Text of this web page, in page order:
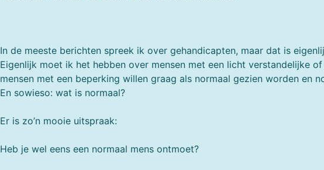
In de meeste berichten spreek ik over gehandicapten, maar dat is
Eigenlijk moet ik het hebben over mensen met een licht verstandelijke
mensen met een beperking willen graag als normaal gezien worden en
En sowieso: wat is normaal?
Er is zo’n mooie uitspraak:
Heb je wel eens een normaal mens ontmoet?